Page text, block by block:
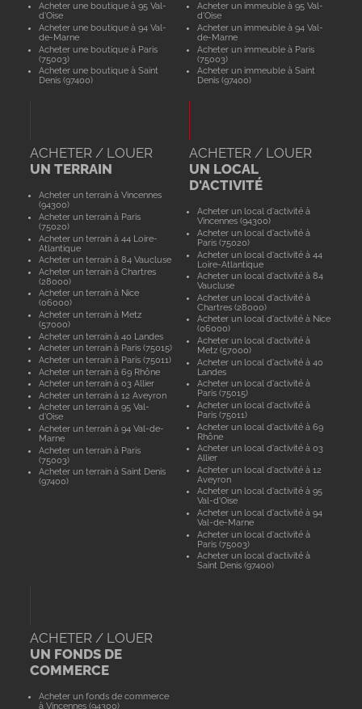
Acheter une boutique à 95 Val-
d'Oise
Acheter une boutique à 94 Val-
de-Marne
Acheter une boutique à Paris
(75003)
Acheter une boutique à Saint
Denis (97400)
Acheter un immeuble à 95 Val-
d'Oise
Acheter un immeuble à 94 Val-
de-Marne
Acheter un immeuble à Paris
(75003)
Acheter un immeuble à Saint
Denis (97400)
ACHETER / LOUER
UN TERRAIN
Acheter un terrain à Vincennes
(94300)
Acheter un terrain à Paris
(75020)
Acheter un terrain à 44 Loire-
Atlantique
Acheter un terrain à 84 Vaucluse
Acheter un terrain à Chartres
(28000)
Acheter un terrain à Nice
(06000)
Acheter un terrain à Metz
(57000)
Acheter un terrain à 40 Landes
Acheter un terrain à Paris (75015)
Acheter un terrain à Paris (75011)
Acheter un terrain à 69 Rhône
Acheter un terrain à 03 Allier
Acheter un terrain à 12 Aveyron
Acheter un terrain à 95 Val-
d'Oise
Acheter un terrain à 94 Val-de-
Marne
Acheter un terrain à Paris
(75003)
Acheter un terrain à Saint Denis
(97400)
ACHETER / LOUER
UN LOCAL
D'ACTIVITÉ
Acheter un local d'activité à
Vincennes (94300)
Acheter un local d'activité à
Paris (75020)
Acheter un local d'activité à 44
Loire-Atlantique
Acheter un local d'activité à 84
Vaucluse
Acheter un local d'activité à
Chartres (28000)
Acheter un local d'activité à Nice
(06000)
Acheter un local d'activité à
Metz (57000)
Acheter un local d'activité à 40
Landes
Acheter un local d'activité à
Paris (75015)
Acheter un local d'activité à
Paris (75011)
Acheter un local d'activité à 69
Rhône
Acheter un local d'activité à 03
Allier
Acheter un local d'activité à 12
Aveyron
Acheter un local d'activité à 95
Val-d'Oise
Acheter un local d'activité à 94
Val-de-Marne
Acheter un local d'activité à
Paris (75003)
Acheter un local d'activité à
Saint Denis (97400)
ACHETER / LOUER
UN FONDS DE
COMMERCE
Acheter un fonds de commerce
à Vincennes (94300)